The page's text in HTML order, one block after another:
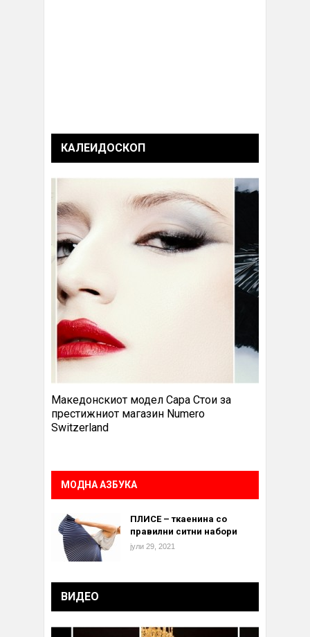
КАЛЕИДОСКОП
Македонскиот модел Сара Стои за
престижниот магазин Numero
Switzerland
МОДНА АЗБУКА
ПЛИСЕ – ткаенина со
правилни ситни набори
јули 29, 2021
ВИДЕО